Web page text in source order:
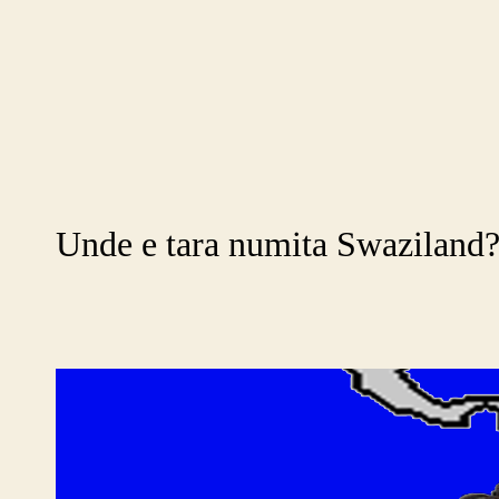
Unde e tara numita Swaziland?